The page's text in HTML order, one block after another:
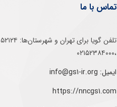
تماس با ما
تلفن‌ گویا برای‌ تهران‌‌ و‌ شهرستان‌ها:‌ ۵۲۱۲۴
،۰۲۱۵۲۳۸۴۰۰۰
ایمیل: info@gs1-ir.org
https://nncgs1.com